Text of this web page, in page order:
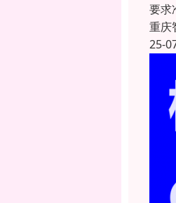
要求
重庆
25-